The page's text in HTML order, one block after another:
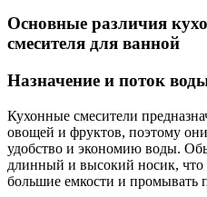
Основные различия
смесителя для ванной
Назначение и поток
Кухонные смесители
овощей и фруктов, поэтому
удобство и экономию воды.
длинный и высокий носик, что
большие емкости и промывать